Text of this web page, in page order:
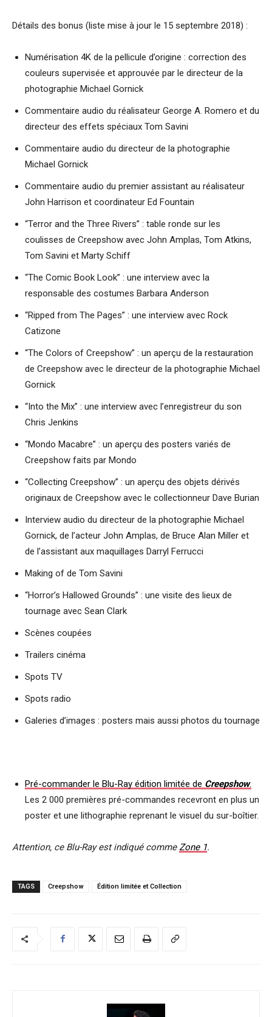
Détails des bonus (liste mise à jour le 15 septembre 2018) :
Numérisation 4K de la pellicule d’origine : correction des
couleurs supervisée et approuvée par le directeur de la
photographie Michael Gornick
Commentaire audio du réalisateur George A. Romero et du
directeur des effets spéciaux Tom Savini
Commentaire audio du directeur de la photographie
Michael Gornick
Commentaire audio du premier assistant au réalisateur
John Harrison et coordinateur Ed Fountain
“Terror and the Three Rivers” : table ronde sur les
coulisses de Creepshow avec John Amplas, Tom Atkins,
Tom Savini et Marty Schiff
“The Comic Book Look” : une interview avec la
responsable des costumes Barbara Anderson
“Ripped from The Pages” : une interview avec Rock
Catizone
“The Colors of Creepshow” : un aperçu de la restauration
de Creepshow avec le directeur de la photographie Michael
Gornick
“Into the Mix” : une interview avec l’enregistreur du son
Chris Jenkins
“Mondo Macabre” : un aperçu des posters variés de
Creepshow faits par Mondo
“Collecting Creepshow” : un aperçu des objets dérivés
originaux de Creepshow avec le collectionneur Dave Burian
Interview audio du directeur de la photographie Michael
Gornick, de l’acteur John Amplas, de Bruce Alan Miller et
de l’assistant aux maquillages Darryl Ferrucci
Making of de Tom Savini
“Horror’s Hallowed Grounds” : une visite des lieux de
tournage avec Sean Clark
Scènes coupées
Trailers cinéma
Spots TV
Spots radio
Galeries d’images : posters mais aussi photos du tournage
Pré-commander le Blu-Ray édition limitée de Creepshow.
Les 2 000 premières pré-commandes recevront en plus un
poster et une lithographie reprenant le visuel du sur-boîtier.
Attention, ce Blu-Ray est indiqué commeZone 1.
TAGS Creepshow Édition limitée et Collection